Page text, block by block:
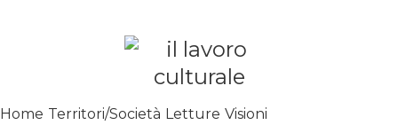
SPALANCARE LE FINESTRE DEI
Home Territori/Società Letture Visioni